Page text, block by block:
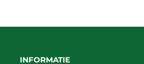
INFORMATIE